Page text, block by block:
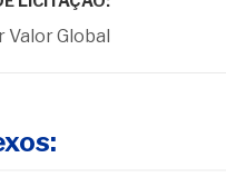
Valor Global